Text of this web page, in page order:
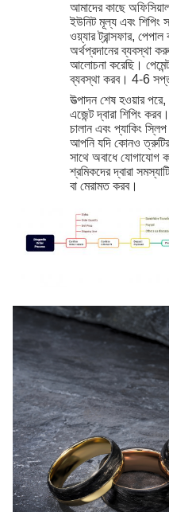
আমাদের কাছে
ইউনিট মূল্য এবং শিপিং
ওয়্যার ট্রান্সফার,
অর্থপ্রদানের ব্যবস্থা
আলোচনা করেছি।
ব্যবস্থা করব। 4-6
উত্পাদন শেষ হওয়ার
এজেন্ট দ্বারা শিপিং
চালান এবং প্যাকিং
আপনি যদি কোনও
সাথে অবাধে যোগাযোগ
শ্রমিকদের দ্বারা
বা মেরামত করব।